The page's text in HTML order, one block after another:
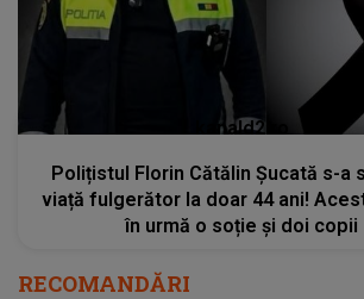
kanald2.ro
Polițistul Florin Cătălin Șucată s-a
viață fulgerător la doar 44 ani!
în urmă o soție și doi copii
RECOMANDĂRI